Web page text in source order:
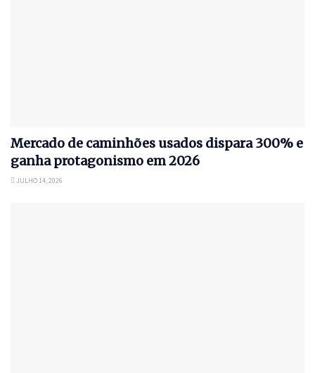
Mercado de caminhões usados dispara 300% e
ganha protagonismo em 2026
JULHO 14, 2026